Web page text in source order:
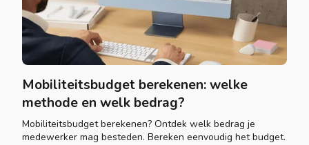
Mobiliteitsbudget berekenen: welke
methode en welk bedrag?
Mobiliteitsbudget berekenen? Ontdek welk bedrag je
medewerker mag besteden. Bereken eenvoudig het budget.